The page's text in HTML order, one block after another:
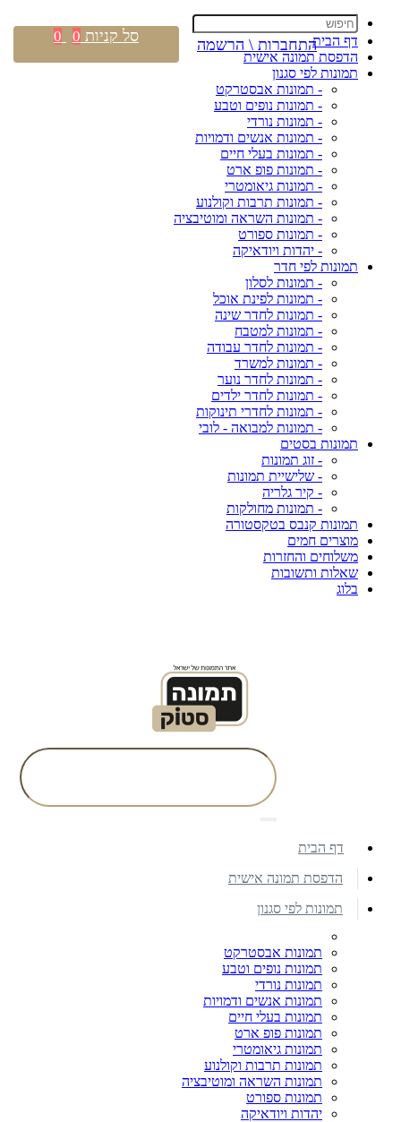
דף הבית
הדפסת תמונה אישית
תמונות לפי סגנון
- תמונות אבסטרקט
- תמונות נופים וטבע
- תמונות נורדי
- תמונות אנשים ודמויות
- תמונות בעלי חיים
- תמונות פופ ארט
- תמונות גיאומטרי
- תמונות תרבות וקולנוע
- תמונות השראה ומוטיבציה
- תמונות ספורט
- יהדות ויודאיקה
תמונות לפי חדר
- תמונות לסלון
- תמונות לפינת אוכל
- תמונות לחדר שינה
- תמונות למטבח
- תמונות לחדר עבודה
- תמונות למשרד
- תמונות לחדר נוער
- תמונות לחדר ילדים
- תמונות לחדרי תינוקות
- תמונות למבואה - לובי
תמונות בסטים
- זוג תמונות
- שלישיית תמונות
- קיר גלריה
- תמונות מחולקות
תמונות קנבס בטקסטורה
מוצרים חמים
משלוחים והחזרות
שאלות ותשובות
בלוג
התחברות \ הרשמה סל קניות 0
0
דף הבית
הדפסת תמונה אישית
תמונות לפי סגנון
תמונות אבסטרקט
תמונות נופים וטבע
תמונות נורדי
תמונות אנשים ודמויות
תמונות בעלי חיים
תמונות פופ ארט
תמונות גיאומטרי
תמונות תרבות וקולנוע
תמונות השראה ומוטיבציה
תמונות ספורט
יהדות ויודאיקה